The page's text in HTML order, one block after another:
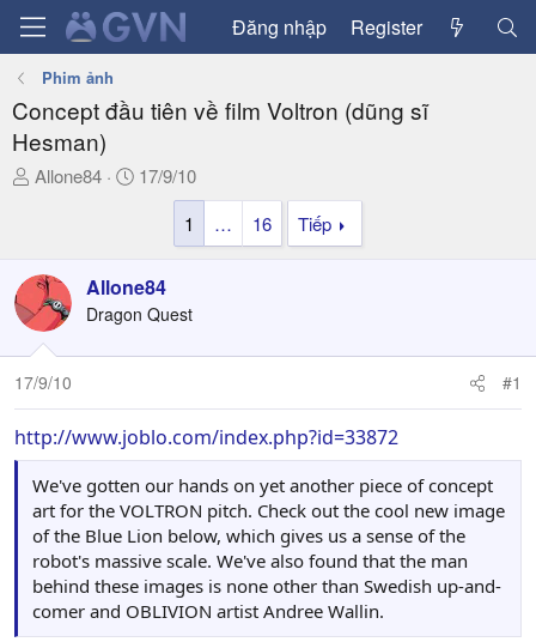
Đăng nhập Register
Phim ảnh
Concept đầu tiên về film Voltron (dũng sĩ
Hesman)
T
a
d
s
t
a
t
e
r
Allone84
N
ử
i
17/9/10
1
… 16 Tiếp
Allone84
Dragon Quest
17/9/10 #1
http://www.joblo.com/index.php?id=33872
We've gotten our hands on yet another piece of concept
art for the VOLTRON pitch. Check out the cool new image
of the Blue Lion below, which gives us a sense of the
robot's massive scale. We've also found that the man
behind these images is none other than Swedish up-and-
comer and OBLIVION artist Andree Wallin.